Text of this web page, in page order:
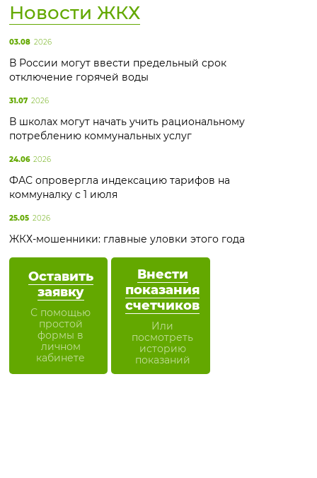
Оставить
заявку
С помощью
простой
формы в
личном
кабинете
Внести
показания
счетчиков
Или
посмотреть
историю
показаний
Новости ЖКХ
03.08 2026
В России могут ввести предельный срок
отключение горячей воды
31.07 2026
В школах могут начать учить рациональному
потреблению коммунальных услуг
24.06 2026
ФАС опровергла индексацию тарифов на
коммуналку с 1 июля
25.05 2026
ЖКХ-мошенники: главные уловки этого года